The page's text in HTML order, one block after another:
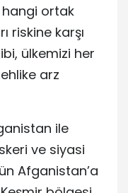
hangi ortak
riskine karşı
ülkemizi her
arz
ile
ve siyasi
Afganistan’a